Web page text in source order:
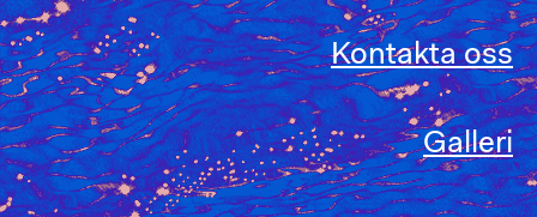
Kontakta oss
Galleri